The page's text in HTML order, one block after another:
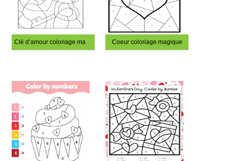
Clé d’amour coloriage magique Coeur coloriage magique